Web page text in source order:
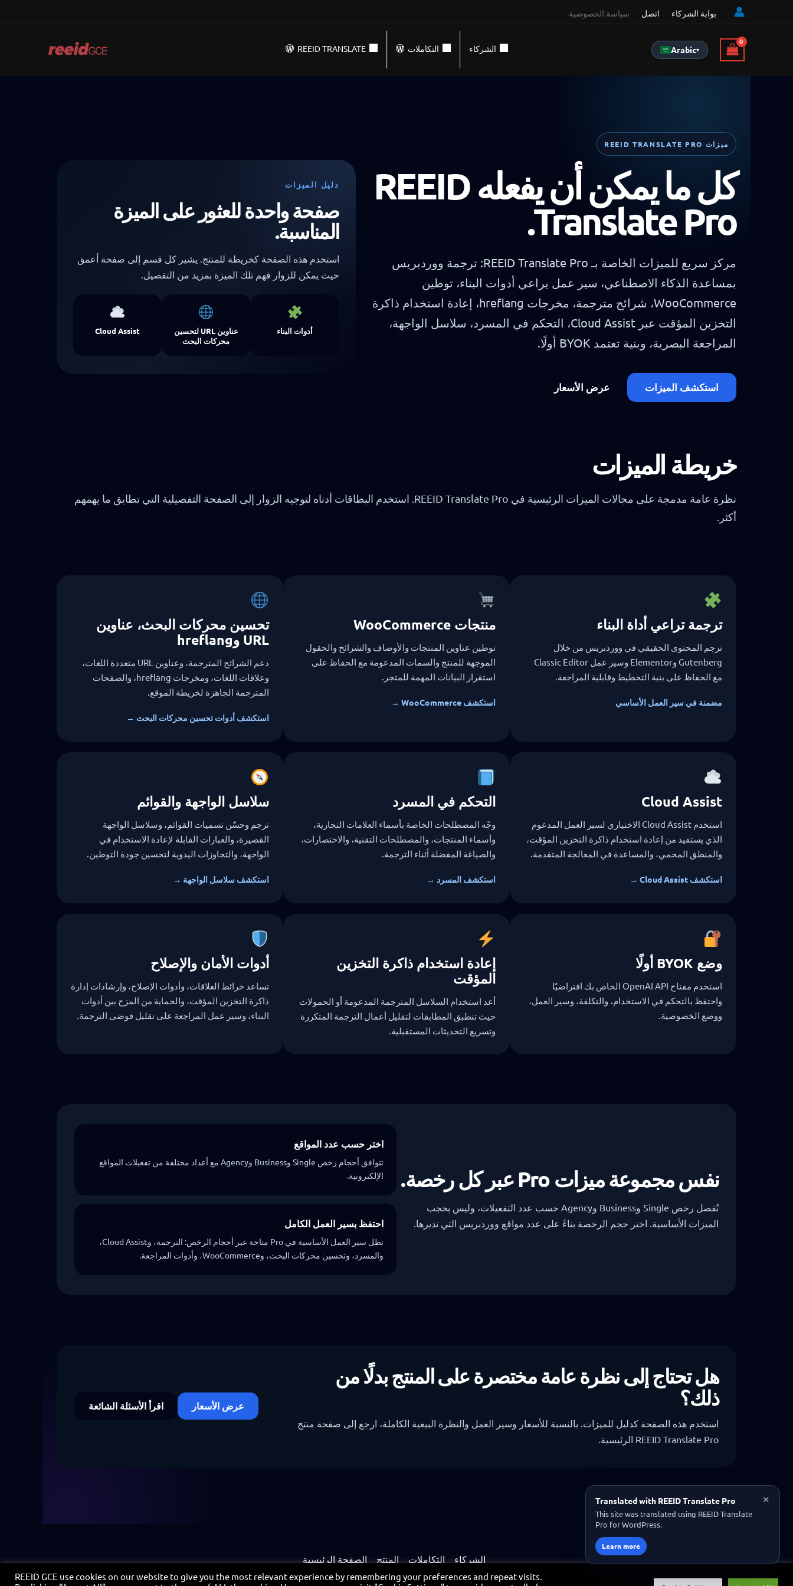
سياسة الخصوصية اتصل بوابة الشركاء
REEID TRANSLATE التكاملات الشركاء Arabic▾
ميزات REEID TRANSLATE PRO
كل ما يمكن أن يفعله REEID
Translate Pro.
مركز سريع للميزات الخاصة بـ REEID Translate Pro: ترجمة ووردبريس
بمساعدة الذكاء الاصطناعي، سير عمل يراعي أدوات البناء، توطين
WooCommerce، شرائح مترجمة، مخرجات hreflang، إعادة استخدام ذاكرة
التخزين المؤقت عبر Cloud Assist، التحكم في المسرد، سلاسل الواجهة،
المراجعة البصرية، وبنية تعتمد BYOK أولًا.
استكشف الميزات عرض الأسعار
دليل الميزات
صفحة واحدة للعثور على الميزة
المناسبة.
استخدم هذه الصفحة كخريطة للمنتج. يشير كل قسم إلى صفحة أعمق
حيث يمكن للزوار فهم تلك الميزة بمزيد من التفصيل.
أدوات البناء
عناوين URL لتحسين
محركات البحث
Cloud Assist
خريطة الميزات
نظرة عامة مدمجة على مجالات الميزات الرئيسية في REEID Translate Pro. استخدم البطاقات أدناه لتوجيه الزوار إلى الصفحة التفصيلية التي تطابق ما يهمهم
أكثر.
ترجمة تراعي أداة البناء
ترجم المحتوى الحقيقي في ووردبريس من خلال
Gutenberg وElementor وسير عمل Classic Editor
مع الحفاظ على بنية التخطيط وقابلية المراجعة.
مضمنة في سير العمل الأساسي
منتجات WooCommerce
توطين عناوين المنتجات والأوصاف والشرائح والحقول
الموجهة للمنتج والسمات المدعومة مع الحفاظ على
استقرار البيانات المهمة للمتجر.
استكشف WooCommerce →
تحسين محركات البحث، عناوين
URL وhreflang
دعم الشرائح المترجمة، وعناوين URL متعددة اللغات،
وعلاقات اللغات، ومخرجات hreflang، والصفحات
المترجمة الجاهزة لخريطة الموقع.
استكشف أدوات تحسين محركات البحث →
Cloud Assist
استخدم Cloud Assist الاختياري لسير العمل المدعوم
الذي يستفيد من إعادة استخدام ذاكرة التخزين المؤقت،
والمنطق المحمي، والمساعدة في المعالجة المتقدمة.
استكشف Cloud Assist →
التحكم في المسرد
وجّه المصطلحات الخاصة بأسماء العلامات التجارية،
وأسماء المنتجات، والمصطلحات التقنية، والاختصارات،
والصياغة المفضلة أثناء الترجمة.
استكشف المسرد →
سلاسل الواجهة والقوائم
ترجم وحسّن تسميات القوائم، وسلاسل الواجهة
القصيرة، والعبارات القابلة لإعادة الاستخدام في
الواجهة، والتجاوزات اليدوية لتحسين جودة التوطين.
استكشف سلاسل الواجهة →
وضع BYOK أولًا
استخدم مفتاح OpenAI API الخاص بك افتراضيًا
واحتفظ بالتحكم في الاستخدام، والتكلفة، وسير العمل،
ووضع الخصوصية.
إعادة استخدام ذاكرة التخزين
المؤقت
أعد استخدام السلاسل المترجمة المدعومة أو الحمولات
حيث تنطبق المطابقات لتقليل أعمال الترجمة المتكررة
وتسريع التحديثات المستقبلية.
أدوات الأمان والإصلاح
تساعد خرائط العلاقات، وأدوات الإصلاح، وإرشادات إدارة
ذاكرة التخزين المؤقت، والحماية من المزج بين أدوات
البناء، وسير عمل المراجعة على تقليل فوضى الترجمة.
نفس مجموعة ميزات Pro عبر كل رخصة.
تُفصل رخص Single وBusiness وAgency حسب عدد التفعيلات، وليس بحجب
الميزات الأساسية. اختر حجم الرخصة بناءً على عدد مواقع ووردبريس التي تديرها.
اختر حسب عدد المواقع
تتوافق أحجام رخص Single وBusiness وAgency مع أعداد مختلفة من تفعيلات المواقع
الإلكترونية.
احتفظ بسير العمل الكامل
تظل سير العمل الأساسية في Pro متاحة عبر أحجام الرخص: الترجمة، وCloud Assist،
والمسرد، وتحسين محركات البحث، وWooCommerce، وأدوات المراجعة.
هل تحتاج إلى نظرة عامة مختصرة على المنتج بدلًا من
ذلك؟
استخدم هذه الصفحة كدليل للميزات. بالنسبة للأسعار وسير العمل والنظرة البيعية الكاملة، ارجع إلى صفحة منتج
REEID Translate Pro الرئيسية.
عرض الأسعار اقرأ الأسئلة الشائعة
الصفحة الرئيسية المنتج التكاملات
الشركاء
سياسة الخصوصية
اتصل بوابة الشركاء
REEID GCE use cookies on our website to give you the most relevant experience by remembering your preferences and repeat visits.
×
Translated with REEID Translate Pro
This site was translated using REEID Translate
Pro for WordPress.
Learn more